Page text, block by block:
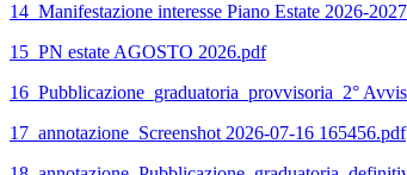
14_Manifestazione interesse Piano Estate 2026-
15_PN estate AGOSTO 2026.pdf
16_Pubblicazione_graduatoria_provvisoria_2°
17_annotazione_Screenshot 2026-07-16 165456.pdf